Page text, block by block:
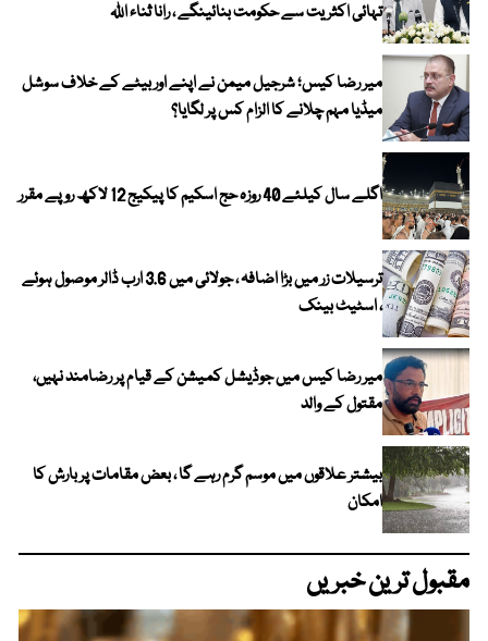
تہائی اکثریت سے حکومت بنائینگے ، رانا ثناء اللہ
میر رضا کیس؛ شرجیل میمن نے اپنے اور بیٹے کے خلاف سوشل
میڈیا مہم چلانے کا الزام کس پر لگایا؟
اگلے سال کیلئے 40 روزہ حج اسکیم کا پیکیج 12 لاکھ روپے مقرر
ترسیلات زر میں بڑا اضافہ ، جولائی میں 3.6 ارب ڈالر موصول ہوئے
، اسٹیٹ بینک
میر رضا کیس میں جوڈیشل کمیشن کے قیام پر رضامند نہیں،
مقتول کے والد
بیشتر علاقوں میں موسم گرم رہے گا ، بعض مقامات پر بارش کا
امکان
مقبول ترین خبریں